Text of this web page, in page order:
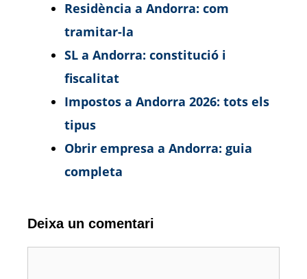
Residència a Andorra: com
tramitar-la
SL a Andorra: constitució i
fiscalitat
Impostos a Andorra 2026: tots els
tipus
Obrir empresa a Andorra: guia
completa
Deixa un comentari